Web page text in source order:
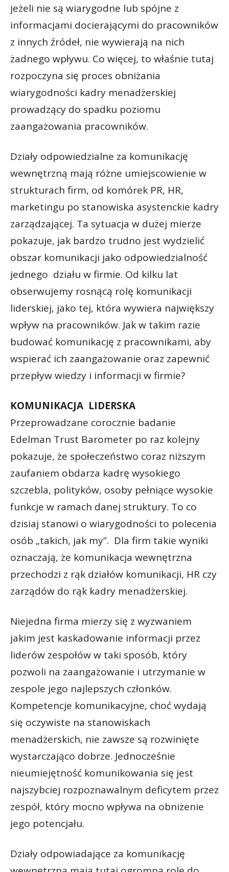
jeżeli nie są wiarygodne lub spójne z
informacjami docierającymi do pracowników
z innych źródeł, nie wywierają na nich
żadnego wpływu. Co więcej, to właśnie tutaj
rozpoczyna się proces obniżania
wiarygodności kadry menadżerskiej
prowadzący do spadku poziomu
zaangażowania pracowników.
Działy odpowiedzialne za komunikację
wewnętrzną mają różne umiejscowienie w
strukturach firm, od komórek PR, HR,
marketingu po stanowiska asystenckie kadry
zarządzającej. Ta sytuacja w dużej mierze
pokazuje, jak bardzo trudno jest wydzielić
obszar komunikacji jako odpowiedzialność
jednego działu w firmie. Od kilku lat
obserwujemy rosnącą rolę komunikacji
liderskiej, jako tej, która wywiera największy
wpływ na pracowników. Jak w takim razie
budować komunikację z pracownikami, aby
wspierać ich zaangażowanie oraz zapewnić
przepływ wiedzy i informacji w firmie?
KOMUNIKACJA LIDERSKA
Przeprowadzane corocznie badanie
Edelman Trust Barometer po raz kolejny
pokazuje, że społeczeństwo coraz niższym
zaufaniem obdarza kadrę wysokiego
szczebla, polityków, osoby pełniące wysokie
funkcje w ramach danej struktury. To co
dzisiaj stanowi o wiarygodności to polecenia
osób „takich, jak my”. Dla firm takie wyniki
oznaczają, że komunikacja wewnętrzna
przechodzi z rąk działów komunikacji, HR czy
zarządów do rąk kadry menadżerskiej.
Niejedna firma mierzy się z wyzwaniem
jakim jest kaskadowanie informacji przez
liderów zespołów w taki sposób, który
pozwoli na zaangażowanie i utrzymanie w
zespole jego najlepszych członków.
Kompetencje komunikacyjne, choć wydają
się oczywiste na stanowiskach
menadżerskich, nie zawsze są rozwinięte
wystarczająco dobrze. Jednocześnie
nieumiejętność komunikowania się jest
najszybciej rozpoznawalnym deficytem przez
zespół, który mocno wpływa na obniżenie
jego potencjału.
Działy odpowiadające za komunikację